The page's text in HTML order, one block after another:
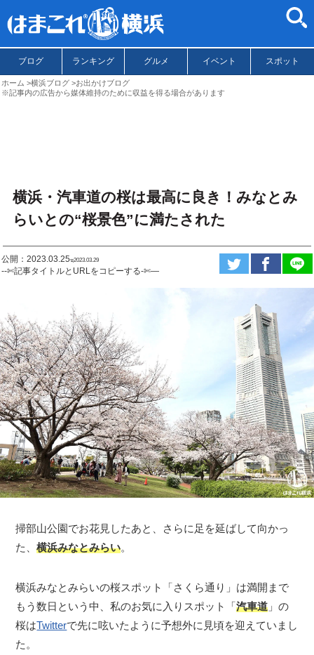
ブログ ランキング グルメ イベント スポット
ホーム 横浜ブログ
お出かけブログ
※記事内の広告から媒体維持のために収益を得る場合があります
横浜・汽車道の桜は最高に良き！みなとみ
らいとの“桜景色”に満たされた
公開：2023.03.25ಇ2023.03.29
--✄記事タイトルとURLをコピーする-✄—
掃部山公園でお花見したあと、さらに足を延ばして向かっ
た、横浜みなとみらい。
横浜みなとみらいの桜スポット「さくら通り」は満開まで
もう数日という中、私のお気に入りスポット「汽車道 」の
桜はTwitterで先に呟いたように予想外に見頃を迎えていまし
た。